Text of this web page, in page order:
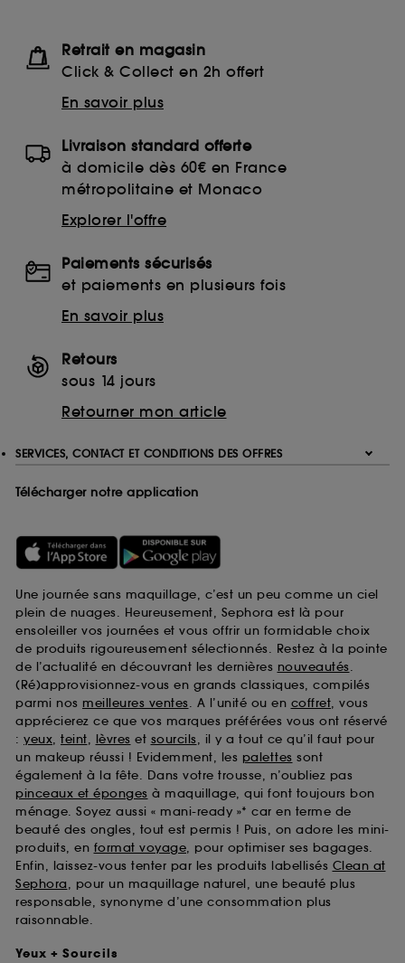
Retrait en magasin
Click & Collect en 2h offert
En savoir plus
Livraison standard offerte
à domicile dès 60€ en France
métropolitaine et Monaco
Explorer l'offre
Paiements sécurisés
et paiements en plusieurs fois
En savoir plus
Retours
sous 14 jours
Retourner mon article
SERVICES, CONTACT ET CONDITIONS DES OFFRES
Télécharger notre application
Une journée sans maquillage, c’est un peu comme un ciel
plein de nuages. Heureusement, Sephora est là pour
ensoleiller vos journées et vous offrir un formidable choix
de produits rigoureusement sélectionnés. Restez à la pointe
de l’actualité en découvrant les dernières nouveautés.
(Ré)approvisionnez-vous en grands classiques, compilés
parmi nos meilleures ventes. A l’unité ou en coffret, vous
apprécierez ce que vos marques préférées vous ont réservé
: yeux, teint, lèvres et sourcils, il y a tout ce qu’il faut pour
un makeup réussi ! Evidemment, les palettes sont
également à la fête. Dans votre trousse, n’oubliez pas
pinceaux et éponges à maquillage, qui font toujours bon
ménage. Soyez aussi « mani-ready »* car en terme de
beauté des ongles, tout est permis ! Puis, on adore les mini-
produits, en format voyage, pour optimiser ses bagages.
Enfin, laissez-vous tenter par les produits labellisés Clean at
Sephora, pour un maquillage naturel, une beauté plus
responsable, synonyme d’une consommation plus
raisonnable.
Yeux + Sourcils